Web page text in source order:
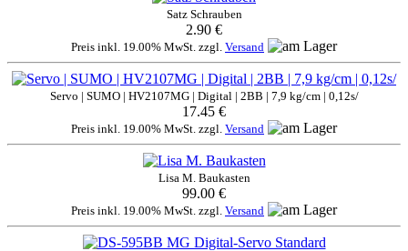
Satz Schrauben
2.90 €
Preis inkl. 19.00% MwSt. zzgl. Versand
Servo | SUMO | HV2107MG | Digital | 2BB | 7,9 kg/cm | 0,12s/
17.45 €
Preis inkl. 19.00% MwSt. zzgl. Versand
Lisa M. Baukasten
99.00 €
Preis inkl. 19.00% MwSt. zzgl. Versand